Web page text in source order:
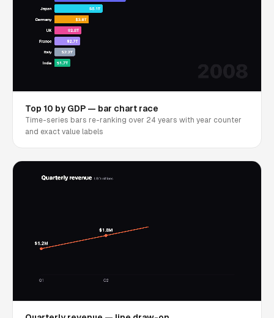
Top 10 by GDP — bar chart race
Time-series bars re-ranking over 24 years with year counter
and exact value labels